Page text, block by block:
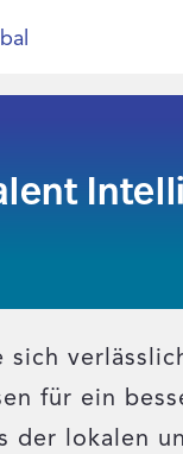
sich
für ein
der lokalen